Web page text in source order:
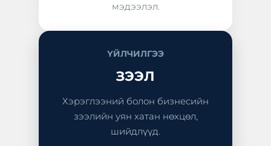
мэдээлэл.
ҮЙЛЧИЛГЭЭ
ЗЭЭЛ
Хэрэглээний болон бизнесийн
зээлийн уян хатан нөхцөл,
шийдлүүд.